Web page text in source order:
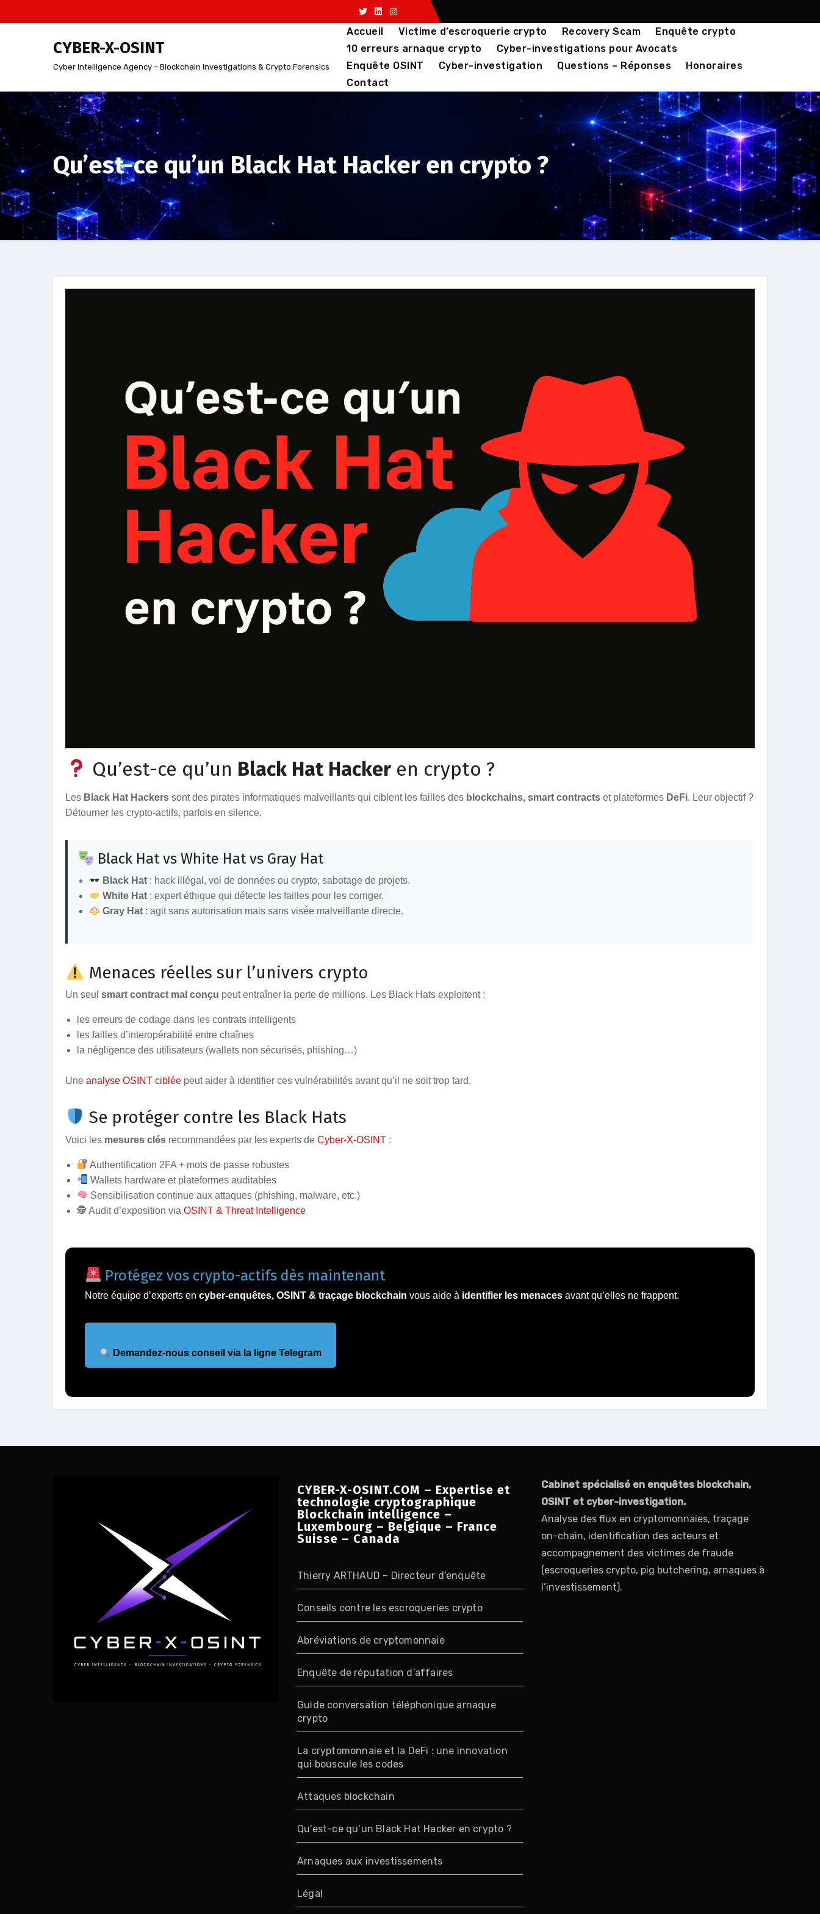
au
CYBER-X-OSINT
Cyber Intelligence Agency – Blockchain Investigations & Crypto Forensics
Accueil Victime d’escroquerie crypto Recovery Scam
Enquête crypto
10 erreurs arnaque crypto
Cyber-investigations pour Avocats
Enquête OSINT
Cyber-investigation Questions – Réponses
Honoraires
Contact
Qu’est-ce qu’un Black Hat Hacker en crypto ?
Qu’est-ce qu’un Black Hat Hacker en crypto ?
Les Black Hat Hackers sont des pirates informatiques malveillants qui ciblent les failles des blockchains, smart contracts et plateformes DeFi. Leur objectif ?
Détourner les crypto-actifs, parfois en silence.
Black Hat vs White Hat vs Gray Hat
Black Hat : hack illégal, vol de données ou crypto, sabotage de projets.
White Hat : expert éthique qui détecte les failles pour les corriger.
Gray Hat : agit sans autorisation mais sans visée malveillante directe.
Menaces réelles sur l’univers crypto
Un seul smart contract mal conçu peut entraîner la perte de millions. Les Black Hats exploitent :
les erreurs de codage dans les contrats intelligents
les failles d’interopérabilité entre chaînes
la négligence des utilisateurs (wallets non sécurisés, phishing…)
Une analyse OSINT ciblée peut aider à identifier ces vulnérabilités avant qu’il ne soit trop tard.
Se protéger contre les Black Hats
Voici les mesures clés recommandées par les experts de Cyber-X-OSINT :
Authentification 2FA + mots de passe robustes
Wallets hardware et plateformes auditables
Sensibilisation continue aux attaques (phishing, malware, etc.)
🕵️ Audit d’exposition viaOSINT & Threat Intelligence
Protégez vos crypto-actifs dès maintenant
Notre équipe d’experts en cyber-enquêtes, OSINT & traçage blockchain vous aide à identifier les menaces avant qu’elles ne frappent.
Demandez-nous conseil via la ligne Telegram
CYBER-X-OSINT.COM – Expertise et
technologie cryptographique
Blockchain intelligence –
Luxembourg – Belgique – France
Suisse – Canada
Thierry ARTHAUD – Directeur d’enquête
Conseils contre les escroqueries crypto
Abréviations de cryptomonnaie
Enquête de réputation d’affaires
Guide conversation téléphonique arnaque
crypto
La cryptomonnaie et la DeFi : une innovation
qui bouscule les codes
Attaques blockchain
Qu’est-ce qu’un Black Hat Hacker en crypto ?
Arnaques aux investissements
Légal
Cabinet spécialisé en enquêtes blockchain,
OSINT et cyber-investigation.
Analyse des flux en cryptomonnaies, traçage
on-chain, identification des acteurs et
accompagnement des victimes de fraude
(escroqueries crypto, pig butchering, arnaques à
l’investissement).